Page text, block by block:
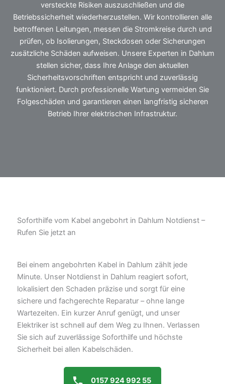
versteckte Risiken auszuschließen und die
Betriebssicherheit wiederherzustellen. Wir kontrollieren alle
betroffenen Leitungen, messen die Stromkreise durch und
prüfen, ob Isolierungen, Steckdosen oder Sicherungen
zusätzliche Schäden aufweisen. Unsere Experten in Dahlum
stellen sicher, dass Ihre Anlage den aktuellen
Sicherheitsvorschriften entspricht und zuverlässig
funktioniert. Durch professionelle Wartung vermeiden Sie
Folgeschäden und garantieren einen langfristig sicheren
Betrieb Ihrer elektrischen Infrastruktur.
Soforthilfe vom Kabel angebohrt in Dahlum Notdienst –
Rufen Sie jetzt an
Bei einem angebohrten Kabel in Dahlum zählt jede
Minute. Unser Notdienst in Dahlum reagiert sofort,
lokalisiert den Schaden präzise und sorgt für eine
sichere und fachgerechte Reparatur – ohne lange
Wartezeiten. Ein kurzer Anruf genügt, und unser
Elektriker ist schnell auf dem Weg zu Ihnen. Verlassen
Sie sich auf zuverlässige Soforthilfe und höchste
Sicherheit bei allen Kabelschäden.
0157 924 992 55